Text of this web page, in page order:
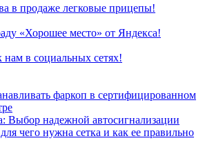
в продаже легковые прицепы!
«Хорошее место» от Яндекса!
нам в социальных сетях!
фаркоп в сертифицированном
Выбор надежной автосигнализации
чего нужна сетка и как ее правильно